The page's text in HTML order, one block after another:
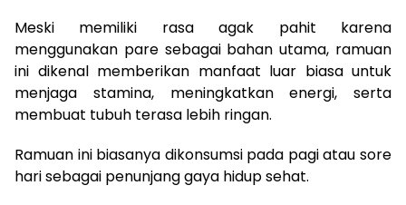
Meski memiliki rasa agak pahit karena
menggunakan pare sebagai bahan utama, ramuan
ini dikenal memberikan manfaat luar biasa untuk
menjaga stamina, meningkatkan energi, serta
membuat tubuh terasa lebih ringan.
Ramuan ini biasanya dikonsumsi pada pagi atau sore
hari sebagai penunjang gaya hidup sehat.